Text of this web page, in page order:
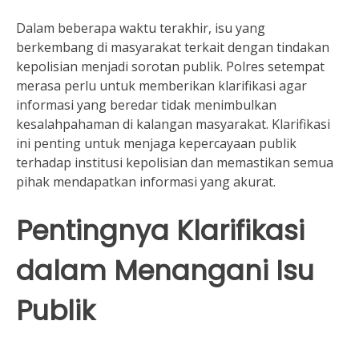
Dalam beberapa waktu terakhir, isu yang
berkembang di masyarakat terkait dengan tindakan
kepolisian menjadi sorotan publik. Polres setempat
merasa perlu untuk memberikan klarifikasi agar
informasi yang beredar tidak menimbulkan
kesalahpahaman di kalangan masyarakat. Klarifikasi
ini penting untuk menjaga kepercayaan publik
terhadap institusi kepolisian dan memastikan semua
pihak mendapatkan informasi yang akurat.
Pentingnya Klarifikasi
dalam Menangani Isu
Publik